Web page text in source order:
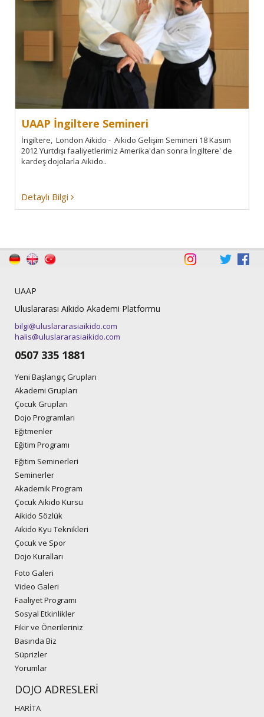
UAAP İngiltere Semineri
İngiltere, London Aikido - Aikido Gelişim Semineri 18 Kasım
2012 Yurtdışı faaliyetlerimiz Amerika'dan sonra İngiltere' de
kardeş dojolarla Aikido..
Detaylı Bilgi
UAAP
Uluslararası Aikido Akademi Platformu
bilgi@uluslararasiaikido.com
halis@uluslararasiaikido.com
0507 335 1881
Yeni Başlangıç Grupları
Akademi Grupları
Çocuk Grupları
Dojo Programları
Eğitmenler
Eğitim Programı
Eğitim Seminerleri
Seminerler
Akademik Program
Çocuk Aikido Kursu
Aikido Sözlük
Aikido Kyu Teknikleri
Çocuk ve Spor
Dojo Kuralları
Foto Galeri
Video Galeri
Faaliyet Programı
Sosyal Etkinlikler
Fikir ve Önerileriniz
Basında Biz
Süprizler
Yorumlar
DOJO ADRESLERİ
HARİTA